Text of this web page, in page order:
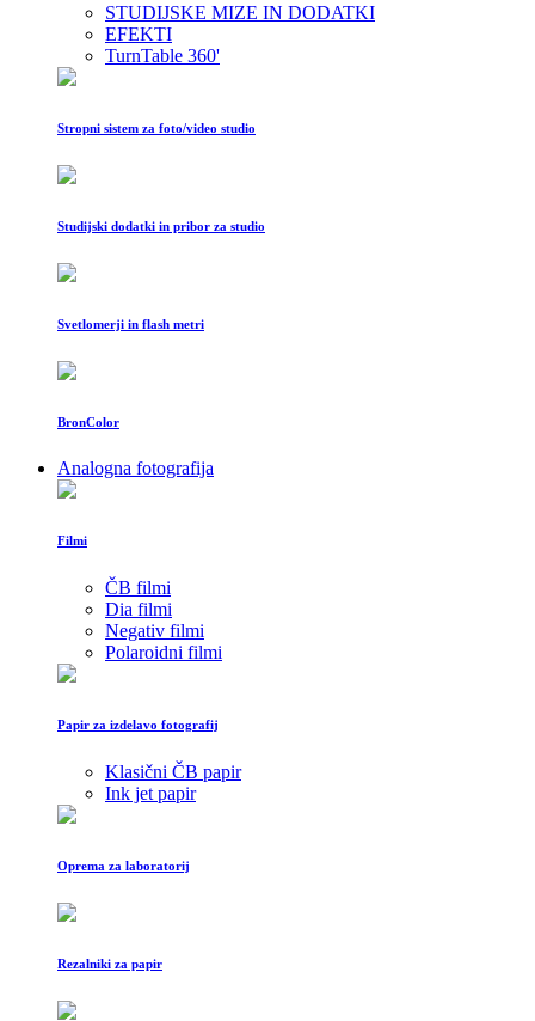
STUDIJSKE MIZE IN DODATKI
EFEKTI
TurnTable 360'
Stropni sistem za foto/video studio
Studijski dodatki in pribor za studio
Svetlomerji in flash metri
BronColor
Analogna fotografija
Filmi
ČB filmi
Dia filmi
Negativ filmi
Polaroidni filmi
Papir za izdelavo fotografij
Klasični ČB papir
Ink jet papir
Oprema za laboratorij
Rezalniki za papir